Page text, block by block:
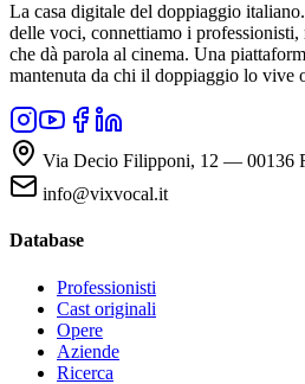
La casa digitale del doppiaggio
delle voci, connettiamo i
che dà parola al cinema. Una
mantenuta da chi il doppiaggio lo vive
Via Decio Filipponi, 12 — 00136
info@vixvocal.it
Database
Professionisti
Cast originali
Opere
Aziende
Ricerca